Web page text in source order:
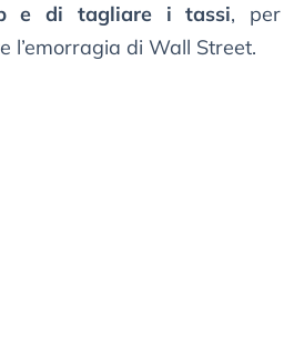
e di tagliare i tassi, per
l’emorragia di Wall Street.